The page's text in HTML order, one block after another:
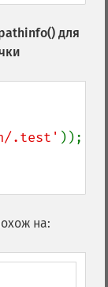
для
.test' ));
на: